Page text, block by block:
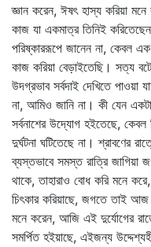
জ্ঞান করেন, ঈষৎ হাস্য করিয়া
কাজ যা একমাত্র তিনিই
পরিষ্কাররূপে জানেন না, কেবল
কাজ করিয়া বেড়াইতেছি। সত্য
উদগ্রভাব সর্বদাই দেখিতে পাওয়া
না, আমিও জানি না। কী যেন একটা
সর্বনাশের উদ্যোগ হইতেছে,
দুর্ঘটনা ঘটিতেছে না। শ্রাবণের
ব্যস্তভাবে সমস্ত রাত্রি
থাকে, তাহারাও বোধ করি মনে
চিৎকার করিয়াছে, জগতে তাই
মনে করেন, আজি এই দুর্যোগের
সমর্পিত হইয়াছে, এইজন্য